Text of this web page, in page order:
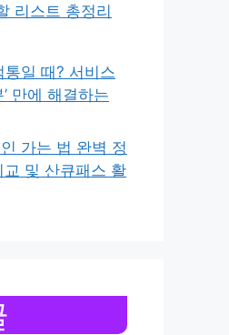
리스트 총정리
일 때? 서비스
만에 해결하는
가는 법 완벽 정
및 산큐패스 활